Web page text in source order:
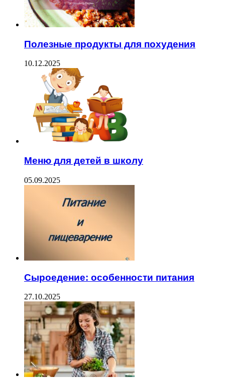
Полезные продукты для похудения
10.12.2025
Меню для детей в школу
05.09.2025
Сыроедение: особенности питания
27.10.2025